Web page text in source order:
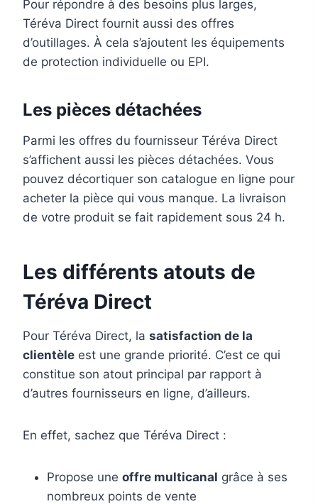
Pour répondre à des besoins plus larges,
Téréva Direct fournit aussi des offres
d’outillages. À cela s’ajoutent les équipements
de protection individuelle ou EPI.
Les pièces détachées
Parmi les offres du fournisseur Téréva Direct
s’affichent aussi les pièces détachées. Vous
pouvez décortiquer son catalogue en ligne pour
acheter la pièce qui vous manque. La livraison
de votre produit se fait rapidement sous 24 h.
Les différents atouts de
Téréva Direct
Pour Téréva Direct, la satisfaction de la
clientèle est une grande priorité. C’est ce qui
constitue son atout principal par rapport à
d’autres fournisseurs en ligne, d’ailleurs.
En effet, sachez que Téréva Direct :
Propose une offre multicanal grâce à ses
nombreux points de vente